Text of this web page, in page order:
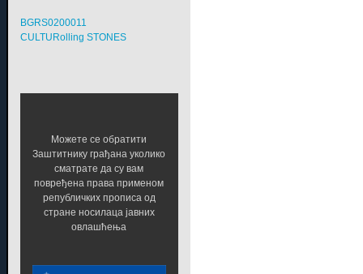
BGRS0200011
CULTURolling STONES
Можете се обратити
Заштитнику грађана уколико
сматрате да су вам
повређена права применом
републичких прописа од
стране носилаца јавних
овлашћења